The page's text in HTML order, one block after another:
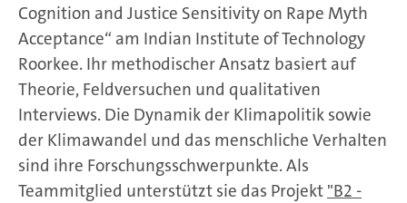
Cognition and Justice Sensitivity on Rape Myth
Acceptance“ am Indian Institute of Technology
Roorkee. Ihr methodischer Ansatz basiert auf
Theorie, Feldversuchen und qualitativen
Interviews. Die Dynamik der Klimapolitik sowie
der Klimawandel und das menschliche Verhalten
sind ihre Forschungsschwerpunkte. Als
Teammitglied unterstützt sie das Projekt "B2 -